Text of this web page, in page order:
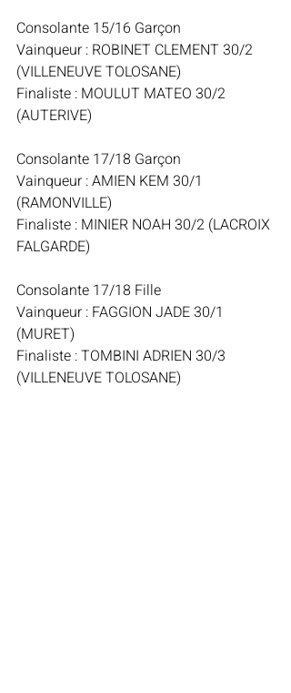
Consolante 15/16 Garçon
Vainqueur : ROBINET CLEMENT 30/2
(VILLENEUVE TOLOSANE)
Finaliste : MOULUT MATEO 30/2
(AUTERIVE)
Consolante 17/18 Garçon
Vainqueur : AMIEN KEM 30/1
(RAMONVILLE)
Finaliste : MINIER NOAH 30/2 (LACROIX
FALGARDE)
Consolante 17/18 Fille
Vainqueur : FAGGION JADE 30/1
(MURET)
Finaliste : TOMBINI ADRIEN 30/3
(VILLENEUVE TOLOSANE)